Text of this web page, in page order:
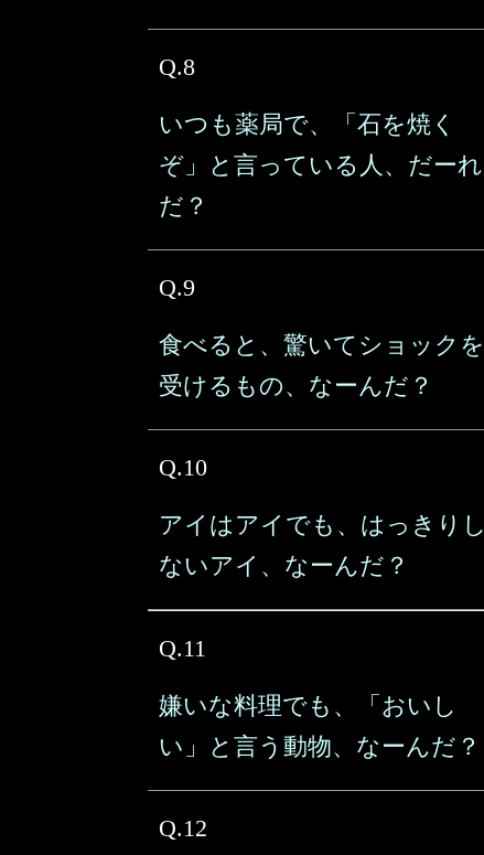
Q.8
いつも薬局で、「石を焼く
ぞ」と言っている人、だーれ
だ？
Q.9
食べると、驚いてショックを
受けるもの、なーんだ？
Q.10
アイはアイでも、はっきりし
ないアイ、なーんだ？
Q.11
嫌いな料理でも、「おいし
い」と言う動物、なーんだ？
Q.12